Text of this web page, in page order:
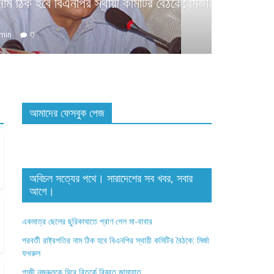
প্রাপ্ত বীর মুক্তিযোদ্ধারা
0
আমাদের ফেসবুক পেজ
অবিচল সত্যের পথে। সারাদেশের সব খবর, সবার
আগে।
একমাত্র ছেলের ছুরিকাঘাতে প্রাণ গেল মা-বাবার
পরবর্তী রাষ্ট্রপতির নাম ঠিক হবে বিএনপির স্থায়ী কমিটির বৈঠকে: মির্জা
ফখরুল